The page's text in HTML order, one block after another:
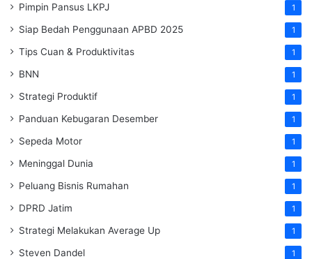
Pimpin Pansus LKPJ 1
Siap Bedah Penggunaan APBD 2025 1
Tips Cuan & Produktivitas 1
BNN 1
Strategi Produktif 1
Panduan Kebugaran Desember 1
Sepeda Motor 1
Meninggal Dunia 1
Peluang Bisnis Rumahan 1
DPRD Jatim 1
Strategi Melakukan Average Up 1
Steven Dandel 1